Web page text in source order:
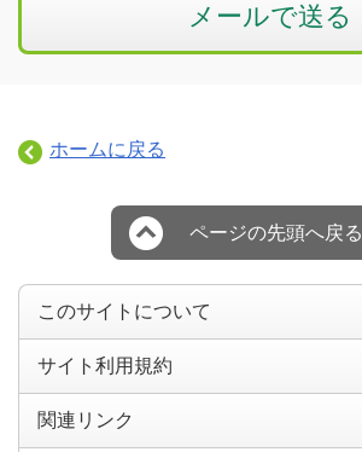
メールで送る
ホームに戻る
ページの先頭へ戻る
このサイトについて
サイト利用規約
関連リンク